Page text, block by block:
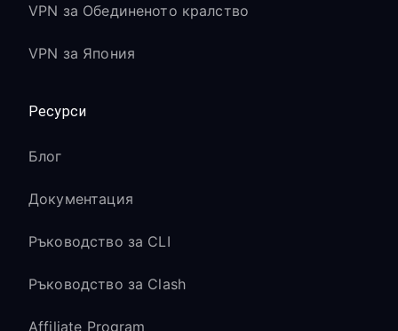
VPN за Обединеното кралство
VPN за Япония
Ресурси
Блог
Документация
Ръководство за CLI
Ръководство за Clash
Affiliate Program